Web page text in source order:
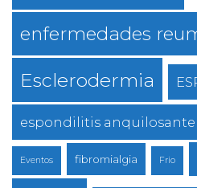
enfermedades
Esclerodermia
espondilitis anquilosante
Eventos fibromialgia Frio